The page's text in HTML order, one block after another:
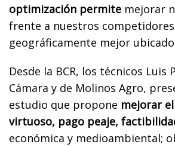
optimización permite mejorar
frente a nuestros
geográficamente mejor
Desde la BCR, los técnicos Luis
Cámara y de Molinos Agro,
estudio que propone mejorar
virtuoso, pago peaje,
económica y medioambiental;